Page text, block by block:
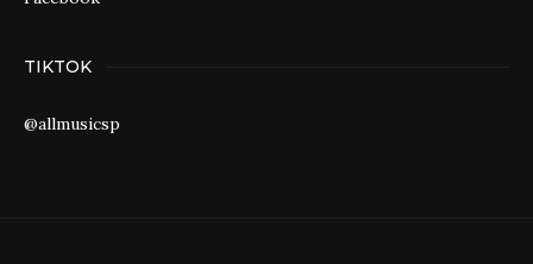
TIKTOK
@allmusicsp